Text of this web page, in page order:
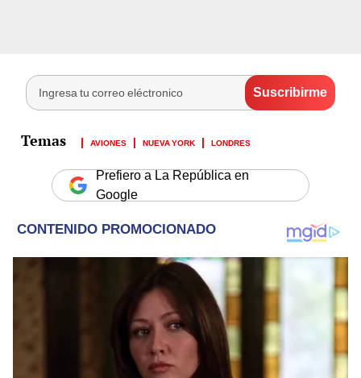
AVIONES NUEVA YORK LONDRES
Prefiero a La República en
Google